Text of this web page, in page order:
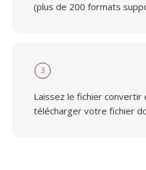
(plus de 200 formats
3
Laissez le fichier
télécharger votre fichier